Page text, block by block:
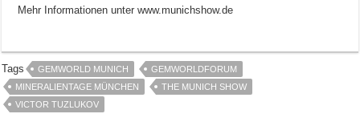
Mehr Informationen unter www.munichshow.de
Tags GEMWORLD MUNICH
GEMWORLDFORUM
MINERALIENTAGE MÜNCHEN
THE MUNICH SHOW
VICTOR TUZLUKOV